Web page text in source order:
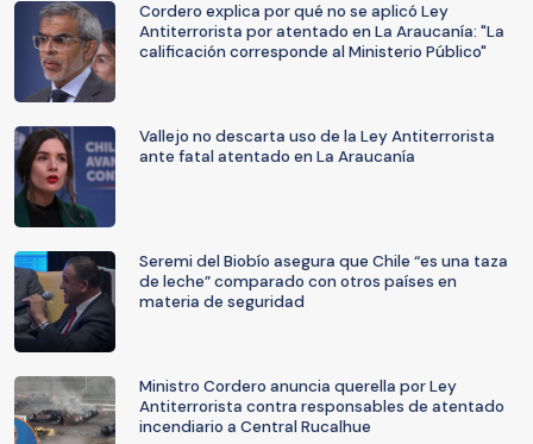
Cordero explica por qué no se aplicó Ley
Antiterrorista por atentado en La Araucanía: "La
calificación corresponde al Ministerio Público"
Vallejo no descarta uso de la Ley Antiterrorista
ante fatal atentado en La Araucanía
Seremi del Biobío asegura que Chile “es una taza
de leche” comparado con otros países en
materia de seguridad
Ministro Cordero anuncia querella por Ley
Antiterrorista contra responsables de atentado
incendiario a Central Rucalhue